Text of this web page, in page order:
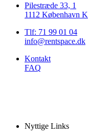
Pilestræde 33, 1
1112 København K
Tlf: 71 99 01 04
info@rentspace.dk
Kontakt
FAQ
Nyttige Links